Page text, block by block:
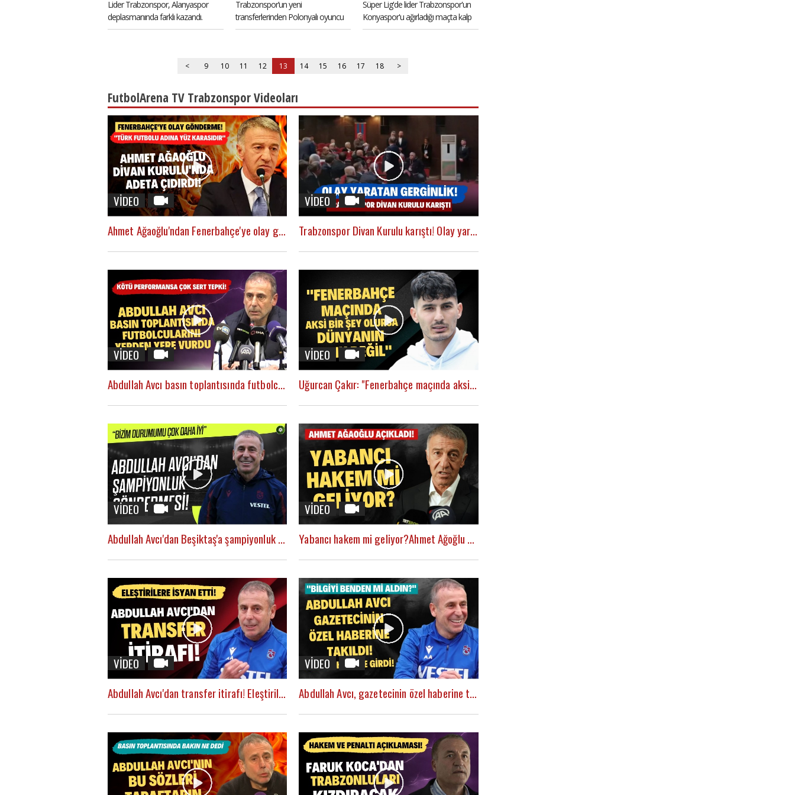
Lider Trabzonspor, Alanyaspor
deplasmanında farklı kazandı.
Alanyaspor-Trabzonspor maç
Trabzonspor’un yeni
transferlerinden Polonyalı oyuncu
Puczacz, Visca'nın 2.
Süper Lig'de lider Trabzonspor'un
Konyaspor'u ağırladığı maçta kalp
krizi geçiren bir taraftar hayatını
< 9 10 11 12 13 14 15 16 17 18 >
FutbolArena TV Trabzonspor Videoları
VİDEO
Ahmet Ağaoğlu'ndan Fenerbahçe'ye olay gönderme! "Türk futbolu adına yüz karasıdır"
VİDEO
Trabzonspor Divan Kurulu karıştı! Olay yaratan gerginlik!
VİDEO
Abdullah Avcı basın toplantısında futbolcularını yerden yere vurdu!
VİDEO
Uğurcan Çakır: "Fenerbahçe maçında aksi bir şey olursa dünyanın sonu değil"
VİDEO
Abdullah Avcı'dan Beşiktaş'a şampiyonluk göndermesi! "Bizim durumumuz çok daha iyi"
VİDEO
Yabancı hakem mi geliyor?Ahmet Ağoğlu açıkladı!
VİDEO
Abdullah Avcı'dan transfer itirafı! Eleştirilere isyan etti!
VİDEO
Abdullah Avcı, gazetecinin özel haberine takıldı! Gülme krizine girdi! "Bilgiyi benden mi aldın?"